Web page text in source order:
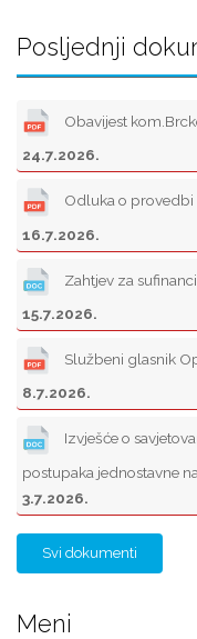
Posljednji
Obavijest
24.7.2026.
Odluka o provedbi
16.7.2026.
Zahtjev za
15.7.2026.
Službeni glasnik
8.7.2026.
Izvješće o
postupaka jednostavne
3.7.2026.
Svi dokumenti
Meni